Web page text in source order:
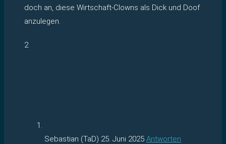
doch an, diese Wirtschaft-Clowns als Dick und Doof
anzulegen.
2
Sebastian (TaD) 25. Juni 2025 Antworten